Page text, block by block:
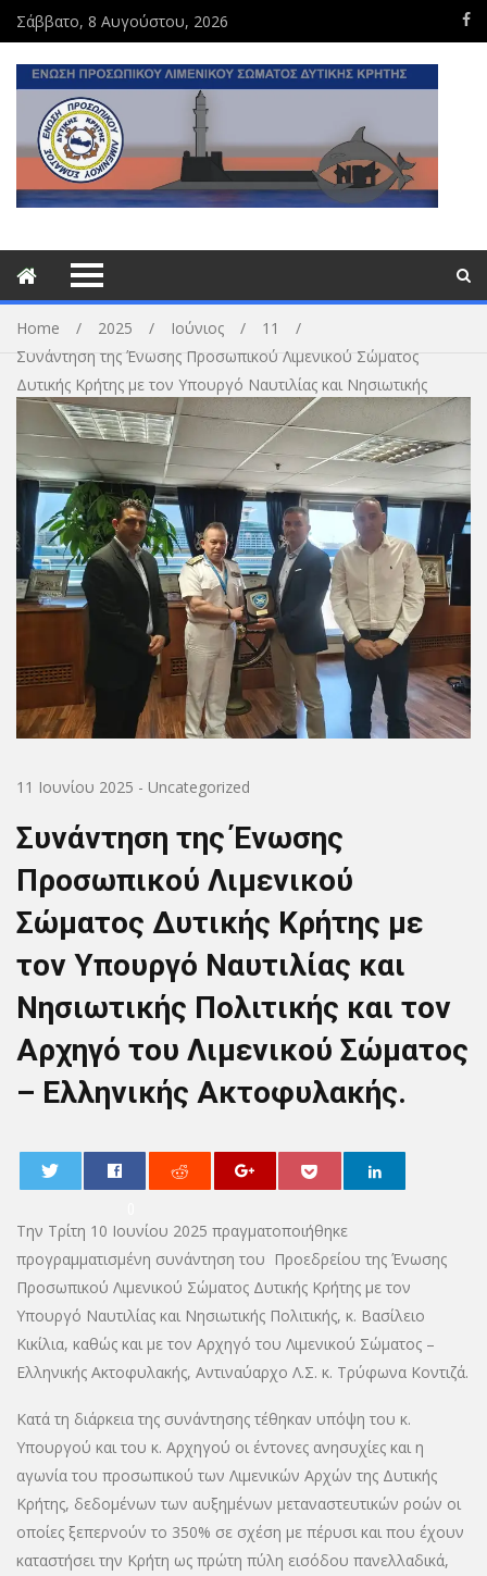
Σάββατο, 8 Αυγούστου, 2026
Home 2025 Ιούνιος
11
Συνάντηση της Ένωσης Προσωπικού Λιμενικού Σώματος
Δυτικής Κρήτης με τον Υπουργό Ναυτιλίας και Νησιωτικής
Πολιτικής και τον Αρχηγό του Λιμενικού Σώματος – Ελληνικής
Ακτοφυλακής.
11 Ιουνίου 2025 - Uncategorized
Συνάντηση της Ένωσης
Προσωπικού Λιμενικού
Σώματος Δυτικής Κρήτης με
τον Υπουργό Ναυτιλίας και
Νησιωτικής Πολιτικής και τον
Αρχηγό του Λιμενικού Σώματος
– Ελληνικής Ακτοφυλακής.
Την Τρίτη 10 Ιουνίου 2025 πραγματοποιήθηκε
προγραμματισμένη συνάντηση του Προεδρείου της Ένωσης
Προσωπικού Λιμενικού Σώματος Δυτικής Κρήτης με τον
Υπουργό Ναυτιλίας και Νησιωτικής Πολιτικής, κ. Βασίλειο
Κικίλια, καθώς και με τον Αρχηγό του Λιμενικού Σώματος –
Ελληνικής Ακτοφυλακής, Αντιναύαρχο Λ.Σ. κ. Τρύφωνα Κοντιζά.
Κατά τη διάρκεια της συνάντησης τέθηκαν υπόψη του κ.
Υπουργού και του κ. Αρχηγού οι έντονες ανησυχίες και η
αγωνία του προσωπικού των Λιμενικών Αρχών της Δυτικής
Κρήτης, δεδομένων των αυξημένων μεταναστευτικών ροών οι
οποίες ξεπερνούν το 350% σε σχέση με πέρυσι και που έχουν
καταστήσει την Κρήτη ως πρώτη πύλη εισόδου πανελλαδικά,